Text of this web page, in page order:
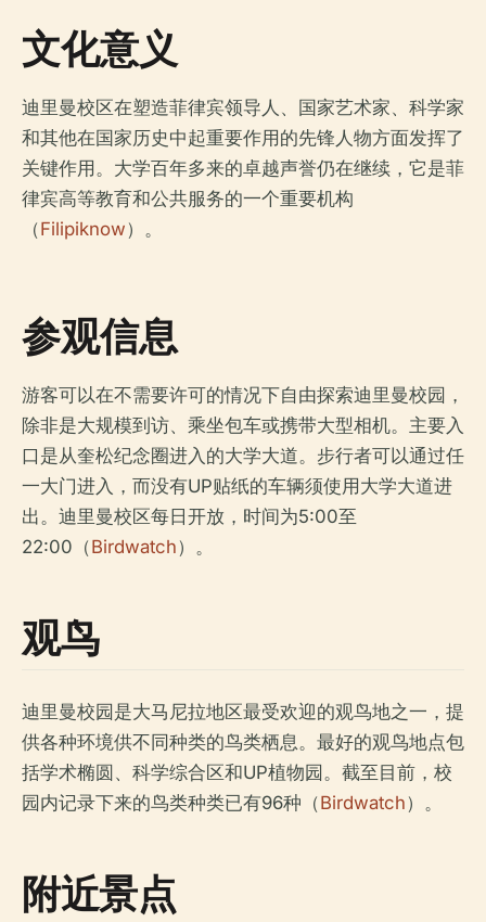
文化意义
迪里曼校区在塑造菲律宾领导人、国家艺术家、科学家
和其他在国家历史中起重要作用的先锋人物方面发挥了
关键作用。大学百年多来的卓越声誉仍在继续，它是菲
律宾高等教育和公共服务的一个重要机构
（Filipiknow）。
参观信息
游客可以在不需要许可的情况下自由探索迪里曼校园，
除非是大规模到访、乘坐包车或携带大型相机。主要入
口是从奎松纪念圈进入的大学大道。步行者可以通过任
一大门进入，而没有UP贴纸的车辆须使用大学大道进
出。迪里曼校区每日开放，时间为5:00至
22:00（Birdwatch）。
观鸟
迪里曼校园是大马尼拉地区最受欢迎的观鸟地之一，提
供各种环境供不同种类的鸟类栖息。最好的观鸟地点包
括学术椭圆、科学综合区和UP植物园。截至目前，校
园内记录下来的鸟类种类已有96种（Birdwatch）。
附近景点